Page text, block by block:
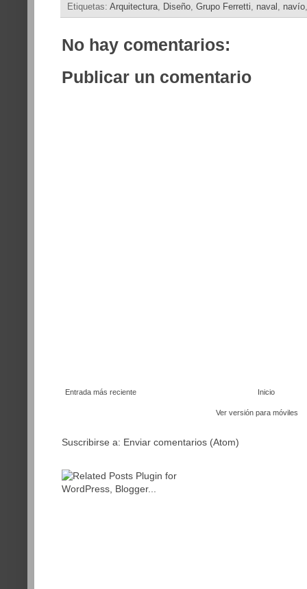
Etiquetas: Arquitectura Diseño Grupo Ferretti naval navío
No hay comentarios:
Publicar un comentario
Entrada más reciente Inicio
Ver versión para móviles
Suscribirse a: Enviar comentarios (Atom)